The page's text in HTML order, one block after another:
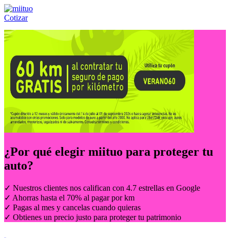
Cotizar
Llámanos al:(55) 84-21-05-00 ó
¿Por qué elegir miituo para proteger tu
auto?
✓ Nuestros clientes nos califican con 4.7 estrellas en Google
✓ Ahorras hasta el 70% al pagar por km
✓ Pagas al mes y cancelas cuando quieras
✓ Obtienes un precio justo para proteger tu patrimonio